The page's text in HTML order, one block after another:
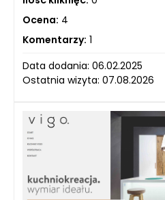
Ocena: 4
Komentarzy: 1
Data dodania: 06.02.2025
Ostatnia wizyta: 07.08.2026